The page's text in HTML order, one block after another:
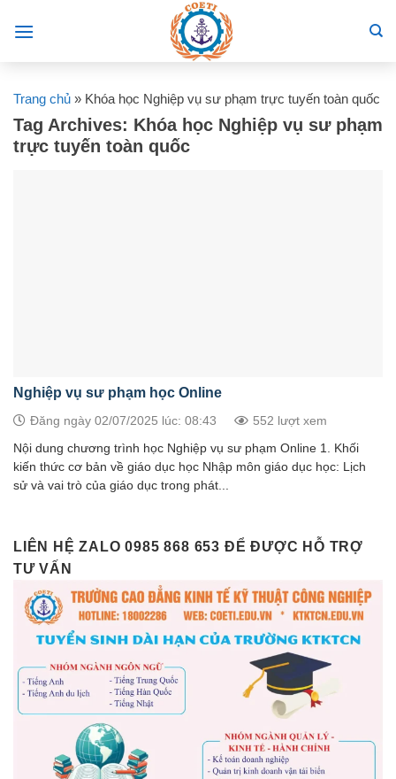
Trang chủ » Khóa học Nghiệp vụ sư phạm trực tuyến toàn quốc
Tag Archives: Khóa học Nghiệp vụ sư phạm
trực tuyến toàn quốc
Nghiệp vụ sư phạm học Online
Đăng ngày 02/07/2025 lúc: 08:43 552 lượt xem
Nội dung chương trình học Nghiệp vụ sư phạm Online 1. Khối
kiến thức cơ bản về giáo dục học Nhập môn giáo dục học: Lịch
sử và vai trò của giáo dục trong phát...
LIÊN HỆ ZALO 0985 868 653 ĐỂ ĐƯỢC HỖ TRỢ
TƯ VẤN